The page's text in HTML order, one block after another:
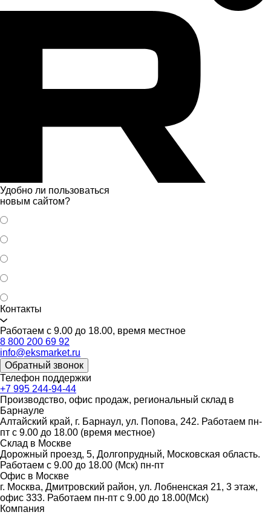
Удобно ли пользоваться
новым сайтом?
Контакты
Работаем с 9.00 до 18.00, время местное
8 800 200 69 92
info@eksmarket.ru
Обратный звонок
Телефон поддержки
+7 995 244-94-44
Производство, офис продаж, региональный склад в
Барнауле
Алтайский край, г. Барнаул, ул. Попова, 242. Работаем пн-
пт с 9.00 до 18.00 (время местное)
Склад в Москве
Дорожный проезд, 5, Долгопрудный, Московская область.
Работаем с 9.00 до 18.00 (Мск) пн-пт
Офис в Москве
г. Москва, Дмитровский район, ул. Лобненская 21​, 3 этаж,
офис 333. Работаем пн-пт c 9.00 до 18.00(Мск)
Компания